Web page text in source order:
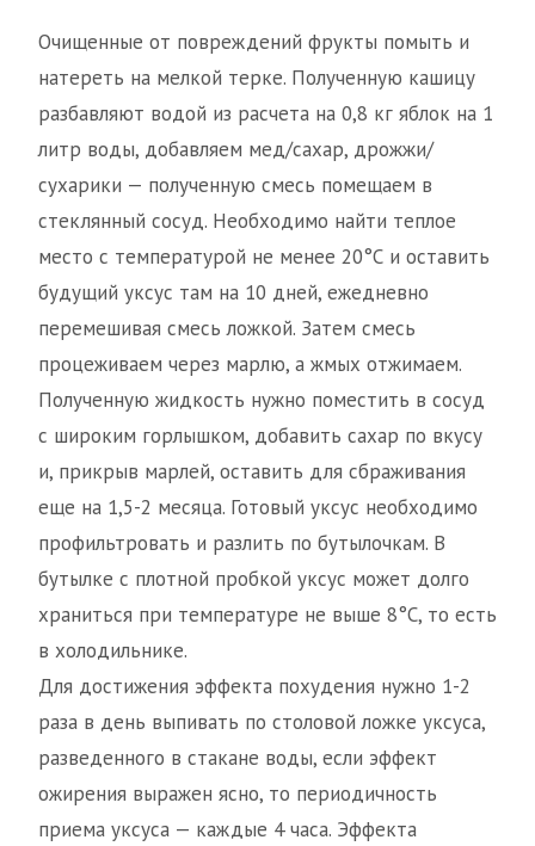
Очищенные от повреждений фрукты помыть и
натереть на мелкой терке. Полученную кашицу
разбавляют водой из расчета на 0,8 кг яблок на 1
литр воды, добавляем мед/сахар, дрожжи/
сухарики — полученную смесь помещаем в
стеклянный сосуд. Необходимо найти теплое
место с температурой не менее 20°С и оставить
будущий уксус там на 10 дней, ежедневно
перемешивая смесь ложкой. Затем смесь
процеживаем через марлю, а жмых отжимаем.
Полученную жидкость нужно поместить в сосуд
с широким горлышком, добавить сахар по вкусу
и, прикрыв марлей, оставить для сбраживания
еще на 1,5-2 месяца. Готовый уксус необходимо
профильтровать и разлить по бутылочкам. В
бутылке с плотной пробкой уксус может долго
храниться при температуре не выше 8°С, то есть
в холодильнике.
Для достижения эффекта похудения нужно 1-2
раза в день выпивать по столовой ложке уксуса,
разведенного в стакане воды, если эффект
ожирения выражен ясно, то периодичность
приема уксуса — каждые 4 часа. Эффекта